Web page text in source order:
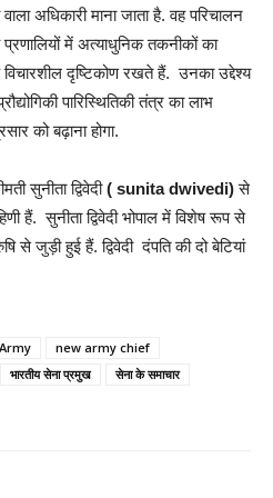
अधिकारी माना जाता है. वह परिचालन
में अत्याधुनिक तकनीकों का
दृष्टिकोण रखते हैं. उनका उद्देश्य
पारिस्थितिकी तंत्र का लाभ
को बढ़ाना होगा.
सुनीता द्विवेदी( sunita dwivedi)से
हैं. सुनीता द्विवेदी भोपाल में विशेष रूप से
जुड़ी हुई हैं. द्विवेदी दंपति की दो बेटियां
new army chief
भारतीय सेना प्रमुख
सेना के समाचार